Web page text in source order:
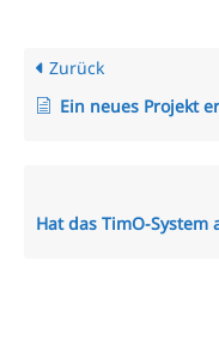
Zurück
Ein neues Projekt